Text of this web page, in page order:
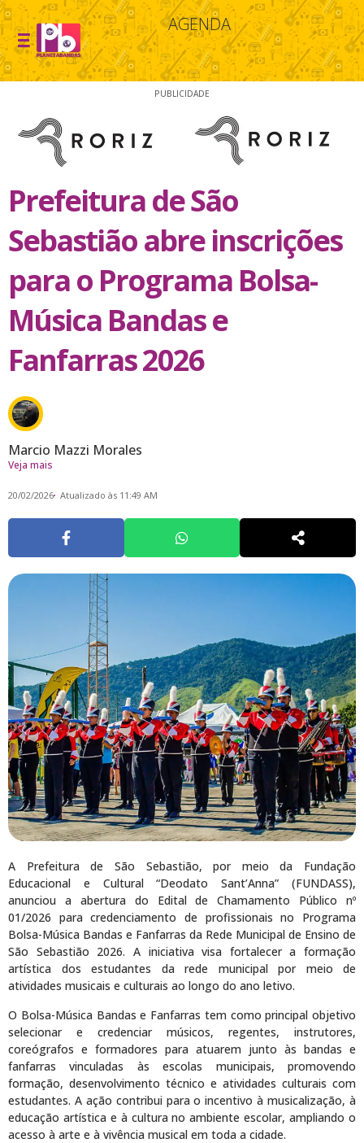
AGENDA
PUBLICIDADE
Prefeitura de São
Sebastião abre inscrições
para o Programa Bolsa-
Música Bandas e
Fanfarras 2026
Marcio Mazzi Morales
Veja mais
20/02/2026 Atualizado às 11:49 AM
A Prefeitura de São Sebastião, por meio da Fundação
Educacional e Cultural “Deodato Sant’Anna” (FUNDASS),
anunciou a abertura do Edital de Chamamento Público nº
01/2026 para credenciamento de profissionais no Programa
Bolsa-Música Bandas e Fanfarras da Rede Municipal de Ensino de
São Sebastião 2026. A iniciativa visa fortalecer a formação
artística dos estudantes da rede municipal por meio de
atividades musicais e culturais ao longo do ano letivo.
O Bolsa-Música Bandas e Fanfarras tem como principal objetivo
selecionar e credenciar músicos, regentes, instrutores,
coreógrafos e formadores para atuarem junto às bandas e
fanfarras vinculadas às escolas municipais, promovendo
formação, desenvolvimento técnico e atividades culturais com
estudantes. A ação contribui para o incentivo à musicalização, à
educação artística e à cultura no ambiente escolar, ampliando o
acesso à arte e à vivência musical em toda a cidade.